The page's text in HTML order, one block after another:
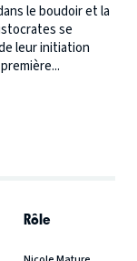
le boudoir et la
se
leur initiation
Rôle